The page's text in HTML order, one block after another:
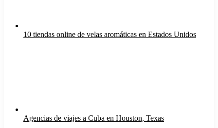
10 tiendas online de velas aromáticas en Estados Unidos
Agencias de viajes a Cuba en Houston, Texas